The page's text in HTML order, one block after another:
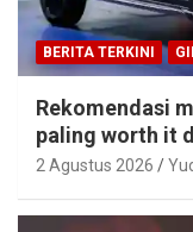
BERITA TERKINI
Rekomendasi
paling worth it
2 Agustus 2026